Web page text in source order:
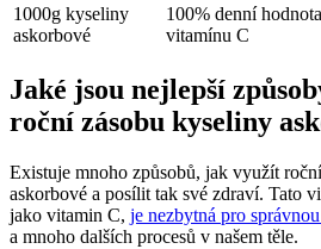
1000g kyseliny
askorbové
100% denní hodnota
vitamínu C
Jaké jsou nejlepší
roční zásobu kyseliny
Existuje mnoho způsobů, jak využít
askorbové a posílit tak své zdraví. Tato
jako vitamin C, je nezbytná pro
a mnoho dalších procesů v našem těle.